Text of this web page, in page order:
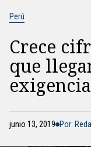
Perú
Crece
que
junio 13, 2019 Por: